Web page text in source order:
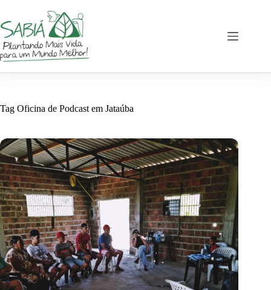
o
conteúdo
Tag Oficina de Podcast em Jataúba